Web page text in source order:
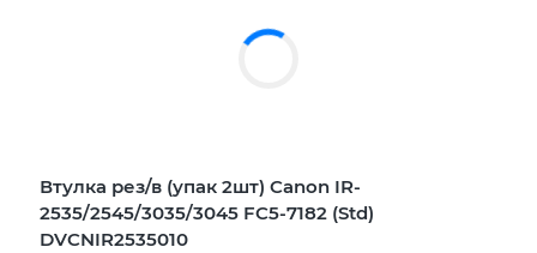
Втулка рез/в (упак 2шт) Canon IR-
2535/2545/3035/3045 FC5-7182 (Std)
DVCNIR2535010